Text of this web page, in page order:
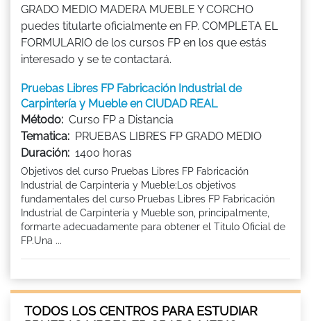
GRADO MEDIO MADERA MUEBLE Y CORCHO
puedes titularte oficialmente en FP. COMPLETA EL
FORMULARIO de los cursos FP en los que estás
interesado y se te contactará.
Pruebas Libres FP Fabricación Industrial de
Carpintería y Mueble en CIUDAD REAL
Método: Curso FP a Distancia
Tematica: PRUEBAS LIBRES FP GRADO MEDIO
Duración: 1400 horas
Objetivos del curso Pruebas Libres FP Fabricación
Industrial de Carpintería y Mueble:Los objetivos
fundamentales del curso Pruebas Libres FP Fabricación
Industrial de Carpintería y Mueble son, principalmente,
formarte adecuadamente para obtener el Titulo Oficial de
FP.Una ...
TODOS LOS CENTROS PARA ESTUDIAR